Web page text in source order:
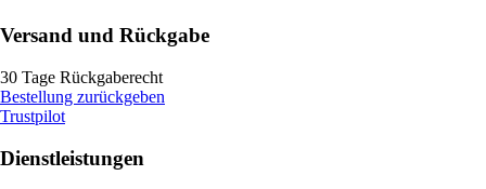
Versand und Rückgabe
30 Tage Rückgaberecht
Bestellung zurückgeben
Trustpilot
Dienstleistungen